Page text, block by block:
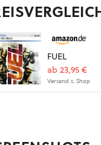
FUEL
ab 23,95 €
Versand s. Shop